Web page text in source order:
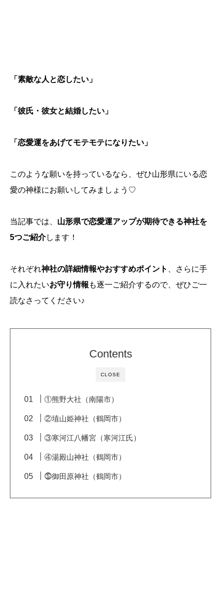
「素敵な人と恋したい」
「彼氏・彼女と結婚したい」
「恋愛運をあげてモテモテになりたい」
このような願いを持っているなら、ぜひ山形県にいる恋
愛の神様にお願いしてみましょう♡
当記事では、 山形県で恋愛運アップが期待できる神社を
5つご紹介します！
それぞれ神社の詳細情報やおすすめポイント 、さらに手
に入れたいお守り情報 も逐一ご紹介するので、ぜひご一
読なさってください♪
CLOSE
Contents
①熊野大社（南陽市）
②埴山姫神社（鶴岡市）
③寒河江八幡宮（寒河江氏）
④湯殿山神社（鶴岡市）
⓹御田原神社（鶴岡市）